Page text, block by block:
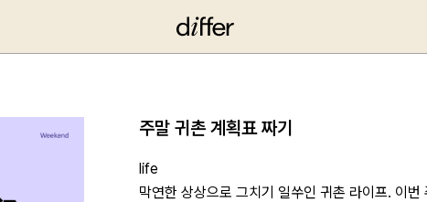
주말 귀촌 계획표 짜기
life
막연한 상상으로 그치기 일쑤인 귀촌 라이프. 이